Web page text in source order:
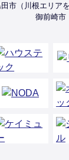
市（川根エリア
御前崎市